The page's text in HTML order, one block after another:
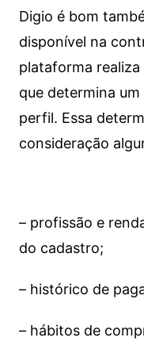
Digio é bom
disponível na
plataforma
que determina
perfil. Essa
consideração
– profissão e
do cadastro;
– histórico de
– hábitos de